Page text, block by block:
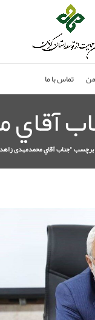
تماس با ما
برچسب "جناب آقاي محمدمهدی